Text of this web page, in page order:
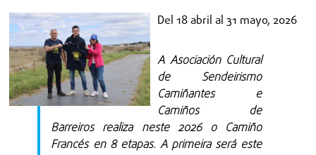
Del18 abril al31 mayo, 2026
A Asociación Cultural
de Sendeirismo
Camiñantes e
Camiños de
Barreiros realiza neste 2026 o Camiño
Francés en 8 etapas. A primeira será este